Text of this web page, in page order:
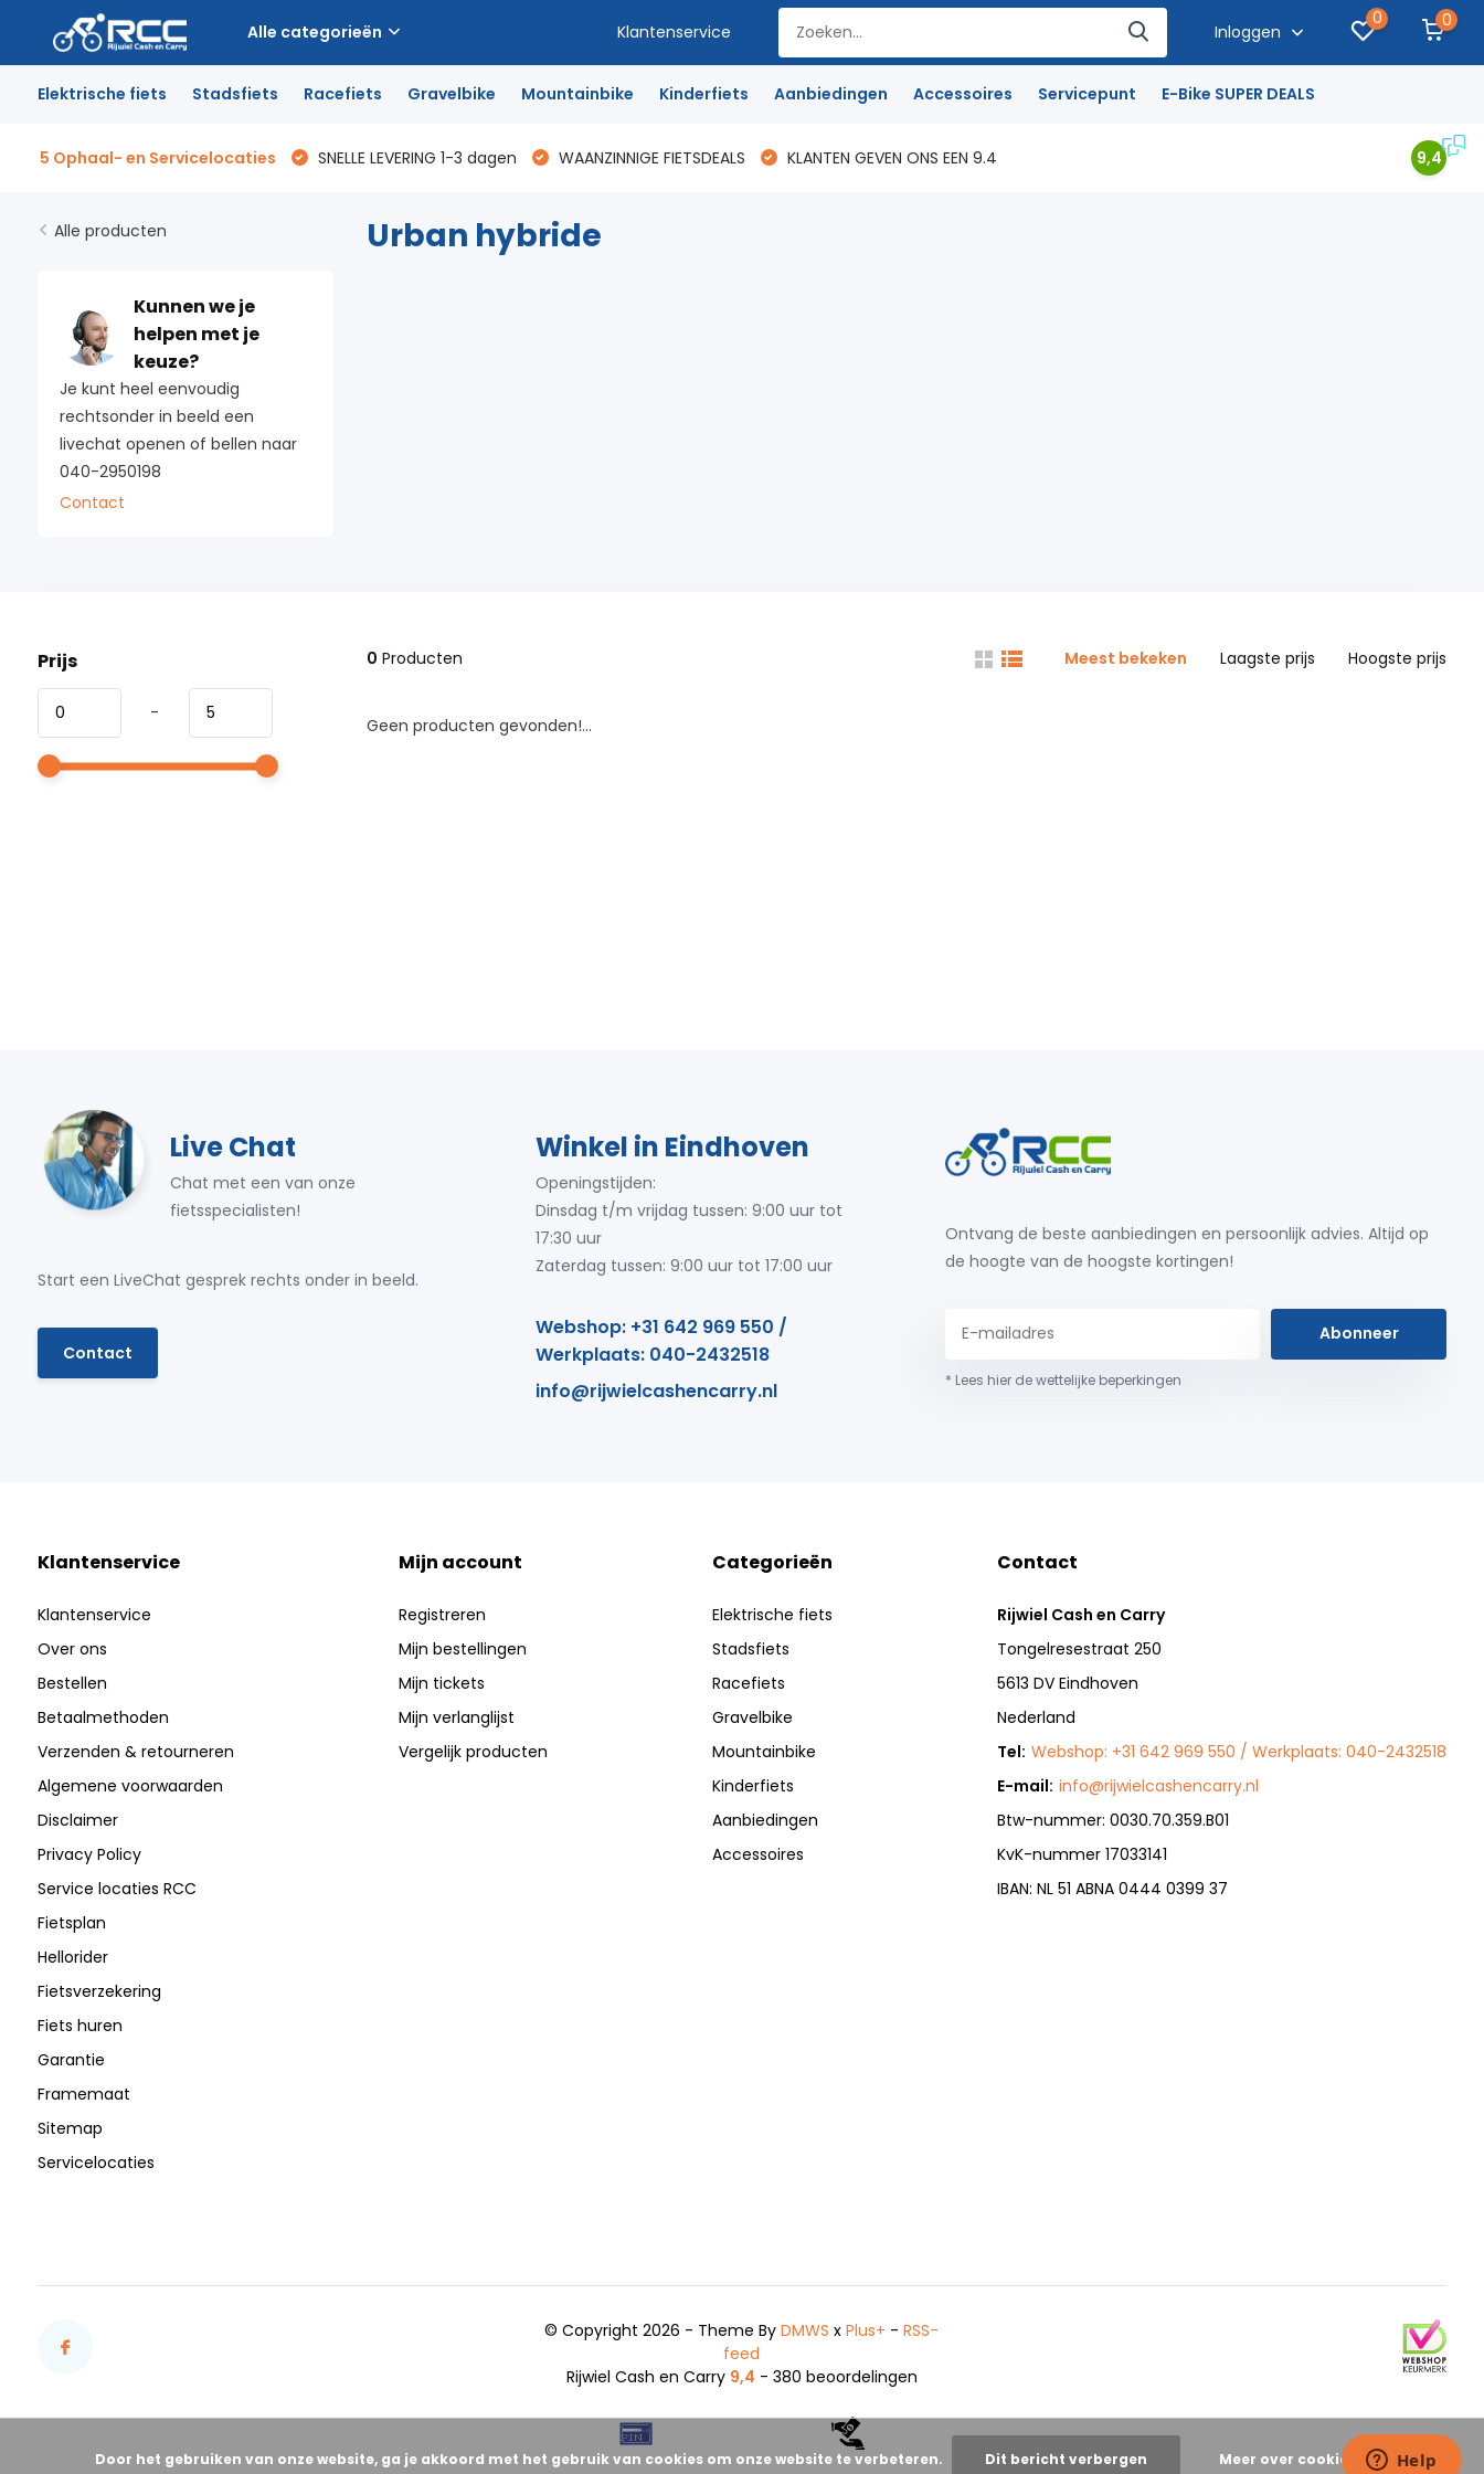
Alle categorieën Klantenservice Inloggen
0 0
Elektrische fiets Stadsfiets Racefiets Gravelbike Mountainbike Kinderfiets Aanbiedingen Accessoires Servicepunt E-Bike SUPER DEALS
5 Ophaal- en Servicelocaties SNELLE LEVERING 1-3 dagen WAANZINNIGE FIETSDEALS KLANTEN GEVEN ONS EEN 9.4 9,4
Alle producten
Kunnen we je
helpen met je
keuze?
Je kunt heel eenvoudig
rechtsonder in beeld een
livechat openen of bellen naar
040-2950198
Contact
Urban hybride
Prijs
-
0 Producten Meest bekeken Laagste prijs Hoogste prijs
Geen producten gevonden!...
Live Chat
Chat met een van onze
fietsspecialisten!
Start een LiveChat gesprek rechts onder in beeld.
Contact
Winkel in Eindhoven
Openingstijden:
Dinsdag t/m vrijdag tussen: 9:00 uur tot
17:30 uur
Zaterdag tussen: 9:00 uur tot 17:00 uur
Webshop: +31 642 969 550 /
Werkplaats: 040-2432518
info@rijwielcashencarry.nl
Ontvang de beste aanbiedingen en persoonlijk advies. Altijd op
de hoogte van de hoogste kortingen!
Abonneer
* Lees hier de wettelijke beperkingen
Klantenservice
Klantenservice
Over ons
Bestellen
Betaalmethoden
Verzenden & retourneren
Algemene voorwaarden
Disclaimer
Privacy Policy
Service locaties RCC
Fietsplan
Hellorider
Fietsverzekering
Fiets huren
Garantie
Framemaat
Sitemap
Servicelocaties
Mijn account
Registreren
Mijn bestellingen
Mijn tickets
Mijn verlanglijst
Vergelijk producten
Categorieën
Elektrische fiets
Stadsfiets
Racefiets
Gravelbike
Mountainbike
Kinderfiets
Aanbiedingen
Accessoires
Contact
Rijwiel Cash en Carry
Tongelresestraat 250
5613 DV Eindhoven
Nederland
Tel: Webshop: +31 642 969 550 / Werkplaats: 040-2432518
E-mail: info@rijwielcashencarry.nl
Btw-nummer: 0030.70.359.B01
KvK-nummer 17033141
IBAN: NL 51 ABNA 0444 0399 37
© Copyright 2026 - Theme ByDMWS xPlus+ -RSS-
feed
Rijwiel Cash en Carry 9,4 - 380 beoordelingen
Door het gebruiken van onze website, ga je akkoord met het gebruik van cookies om onze website te verbeteren. Dit bericht verbergen Meer over cookies »